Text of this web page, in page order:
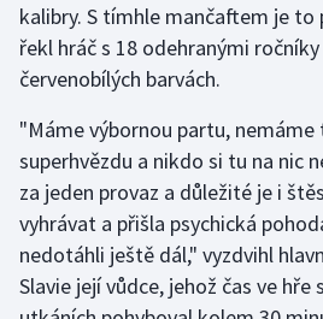
kalibry. S tímhle mančaftem je to
řekl hráč s 18 odehranými
červenobílých barvách.
"Máme výbornou partu, nemáme
superhvězdu a nikdo si tu na nic
za jeden provaz a důležité je i
vyhrávat a přišla psychická
nedotáhli ještě dál," vyzdvihl
Slavie její vůdce, jehož čas ve hře